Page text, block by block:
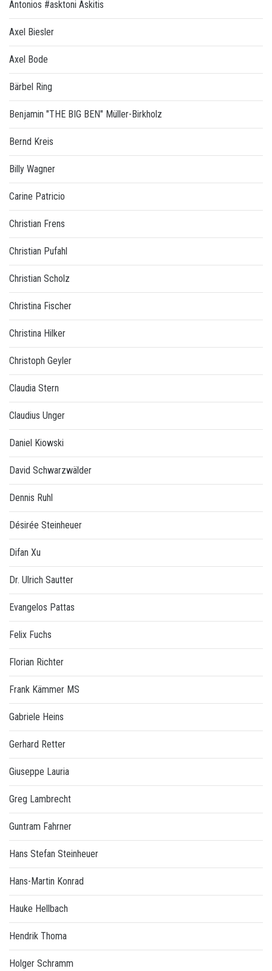
Antonios #asktoni Askitis
Axel Biesler
Axel Bode
Bärbel Ring
Benjamin "THE BIG BEN" Müller-Birkholz
Bernd Kreis
Billy Wagner
Carine Patricio
Christian Frens
Christian Pufahl
Christian Scholz
Christina Fischer
Christina Hilker
Christoph Geyler
Claudia Stern
Claudius Unger
Daniel Kiowski
David Schwarzwälder
Dennis Ruhl
Désirée Steinheuer
Difan Xu
Dr. Ulrich Sautter
Evangelos Pattas
Felix Fuchs
Florian Richter
Frank Kämmer MS
Gabriele Heins
Gerhard Retter
Giuseppe Lauria
Greg Lambrecht
Guntram Fahrner
Hans Stefan Steinheuer
Hans-Martin Konrad
Hauke Hellbach
Hendrik Thoma
Holger Schramm